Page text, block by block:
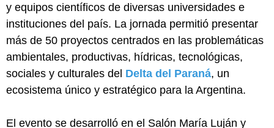
y equipos científicos de diversas universidades e
instituciones del país. La jornada permitió presentar
más de 50 proyectos centrados en las problemáticas
ambientales, productivas, hídricas, tecnológicas,
sociales y culturales del Delta del Paraná, un
ecosistema único y estratégico para la Argentina.
El evento se desarrolló en el Salón María Luján y